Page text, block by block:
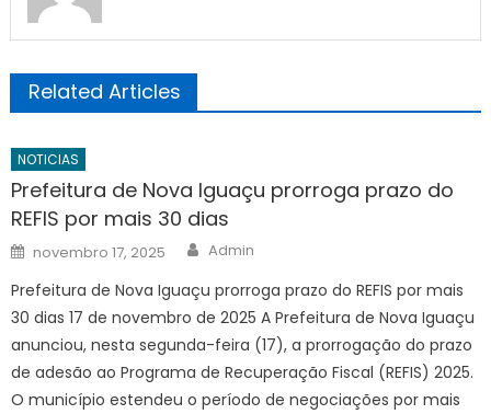
Related Articles
NOTICIAS
Prefeitura de Nova Iguaçu prorroga prazo do
REFIS por mais 30 dias
Posted
on
novembro 17, 2025 Author
Admin
Prefeitura de Nova Iguaçu prorroga prazo do REFIS por mais
30 dias 17 de novembro de 2025 A Prefeitura de Nova Iguaçu
anunciou, nesta segunda-feira (17), a prorrogação do prazo
de adesão ao Programa de Recuperação Fiscal (REFIS) 2025.
O município estendeu o período de negociações por mais